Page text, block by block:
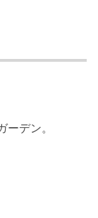
ーデン。